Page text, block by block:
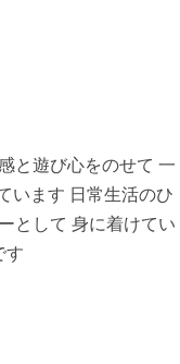
と遊び心をのせて 一
います 日常生活のひ
として 身に着けてい
す